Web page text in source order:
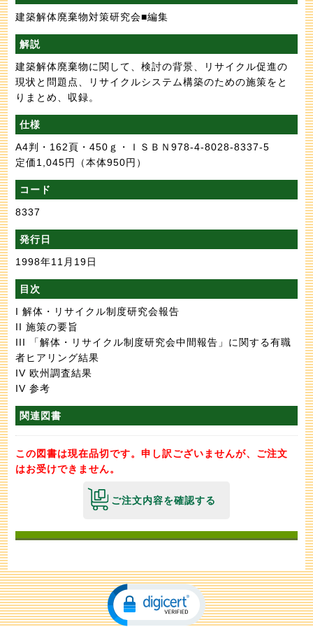
建築解体廃棄物対策研究会■編集
解説
建築解体廃棄物に関して、検討の背景、リサイクル促進の
現状と問題点、リサイクルシステム構築のための施策をと
りまとめ、収録。
仕様
A4判・162頁・450ｇ・ＩＳＢＮ978-4-8028-8337-5
定価1,045円
（本体950円）
コード
8337
発行日
1998年11月19日
目次
I 解体・リサイクル制度研究会報告
II 施策の要旨
III 「解体・リサイクル制度研究会中間報告」に関する有職
者ヒアリング結果
IV 欧州調査結果
IV 参考
関連図書
この図書は現在品切です。申し訳ございませんが、ご注文
はお受けできません。
ご注文内容を確認する